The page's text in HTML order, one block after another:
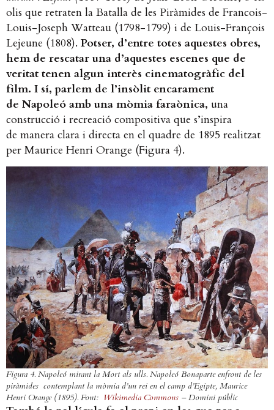
olis que retraten la Batalla de les Piràmides de Francois-
Louis-Joseph Watteau (1798-1799) i de Louis-François
Lejeune (1808). Potser, d’entre totes aquestes obres,
hem de rescatar una d’aquestes escenes que de
veritat tenen algun interès cinematogràfic del
film. I sí, parlem de l’insòlit encarament
de Napoleó amb una mòmia faraònica, una
construcció i recreació compositiva que s’inspira
de manera clara i directa en el quadre de 1895 realitzat
per Maurice Henri Orange (Figura 4).
Figura 4. Napoleó mirant la Mort als ulls. Napoleó Bonaparte enfront de les
piràmides contemplant la mòmia d’un rei en el camp d’Egipte, Maurice
Henri Orange (1895). Font: Wikimedia Commons – Domini públic